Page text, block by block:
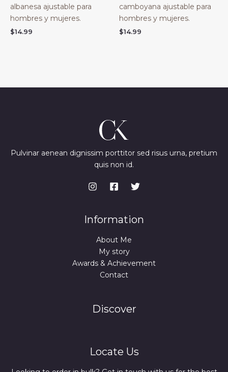
albanesa ajustable para
hombres y mujeres.
$14.99
camboyana ajustable para
hombres y mujeres.
$14.99
Pulvinar aenean dignissim porttitor sed risus urna, pretium
quis non id.
Information
About Me
My story
Awards & Achievement
Contact
Discover
Locate Us